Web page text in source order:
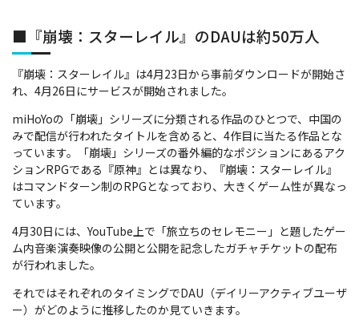
■『崩壊：スターレイル』のDAUは約50万人
『崩壊：スターレイル』は4月23日から事前ダウンロードが開始さ
れ、4月26日にサービスが開始されました。
miHoYoの「崩壊」シリーズに分類される作品のひとつで、中国の
みで配信が行われたタイトルを含めると、4作目に当たる作品とな
っています。「崩壊」シリーズの番外編的なポジションにあるアク
ションRPGである『原神』とは異なり、『崩壊：スターレイル』
はコマンドターン制のRPGとなっており、大きくゲーム性が異なっ
ています。
4月30日には、YouTube上で「旅立ちのセレモニー」と題したゲー
ム内音楽演奏映像の公開と公開を記念したガチャチケットの配布
が行われました。
それではそれぞれのタイミングでDAU（デイリーアクティブユーザ
ー）がどのように推移したのか見ていきます。